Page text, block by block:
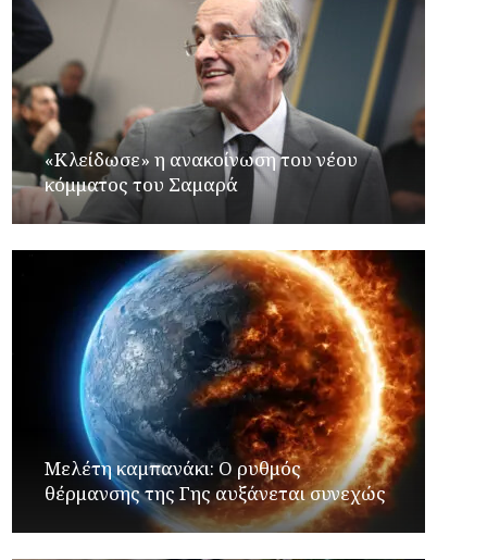
«Κλείδωσε» η ανακοίνωση του νέου
κόμματος του Σαμαρά
Μελέτη καμπανάκι: Ο ρυθμός
θέρμανσης της Γης αυξάνεται συνεχώς